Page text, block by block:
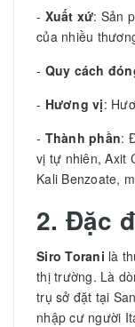
- Xuất xứ: Sản
của nhiều
- Quy cách
- Hương vị:
- Thành phần:
vị tự nhiên, Axit
Kali Benzoate,
2. Đặc
Siro Torani là
thị trường. Là
trụ sở đặt tại
nhập cư người